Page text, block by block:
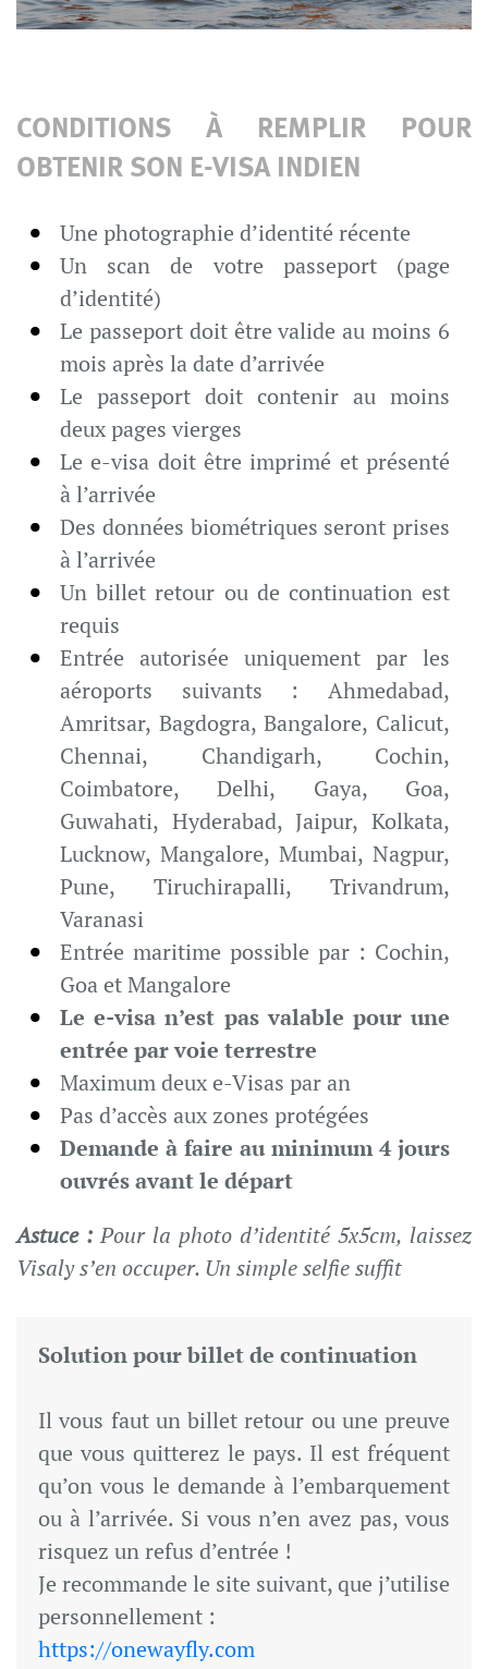
CONDITIONS À REMPLIR POUR
OBTENIR SON E-VISA INDIEN
Une photographie d’identité récente
Un scan de votre passeport (page
d’identité)
Le passeport doit être valide au moins 6
mois après la date d’arrivée
Le passeport doit contenir au moins
deux pages vierges
Le e-visa doit être imprimé et présenté
à l’arrivée
Des données biométriques seront prises
à l’arrivée
Un billet retour ou de continuation est
requis
Entrée autorisée uniquement par les
aéroports suivants : Ahmedabad,
Amritsar, Bagdogra, Bangalore, Calicut,
Chennai, Chandigarh, Cochin,
Coimbatore, Delhi, Gaya, Goa,
Guwahati, Hyderabad, Jaipur, Kolkata,
Lucknow, Mangalore, Mumbai, Nagpur,
Pune, Tiruchirapalli, Trivandrum,
Varanasi
Entrée maritime possible par : Cochin,
Goa et Mangalore
Le e-visa n’est pas valable pour une
entrée par voie terrestre
Maximum deux e-Visas par an
Pas d’accès aux zones protégées
Demande à faire au minimum 4 jours
ouvrés avant le départ
Astuce : Pour la photo d’identité 5x5cm, laissez
Visaly s’en occuper. Un simple selfie suffit
Solution pour billet de continuation
Il vous faut un billet retour ou une preuve
que vous quitterez le pays. Il est fréquent
qu’on vous le demande à l’embarquement
ou à l’arrivée. Si vous n’en avez pas, vous
risquez un refus d’entrée !
Je recommande le site suivant, que j’utilise
personnellement :
https://onewayfly.com